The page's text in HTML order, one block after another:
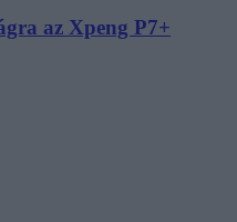
az Xpeng P7+